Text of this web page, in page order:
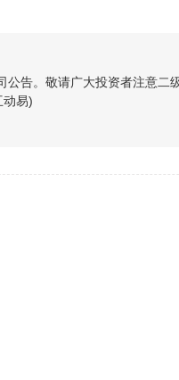
告。敬请广大投资者注意二
动易)